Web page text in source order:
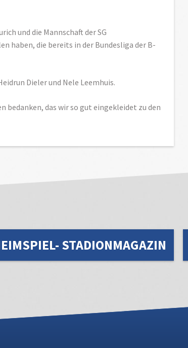
und die Mannschaft der SG
haben, die bereits in der Bundesliga der B-
Dieler und Nele Leemhuis.
bedanken, das wir so gut eingekleidet zu den
STADIONMAGAZIN